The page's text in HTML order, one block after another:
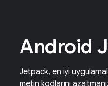
Android
Jetpack, en iyi
metin kodlarını